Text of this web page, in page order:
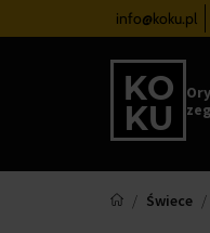
info@koku.pl
od 340 zł
Świece